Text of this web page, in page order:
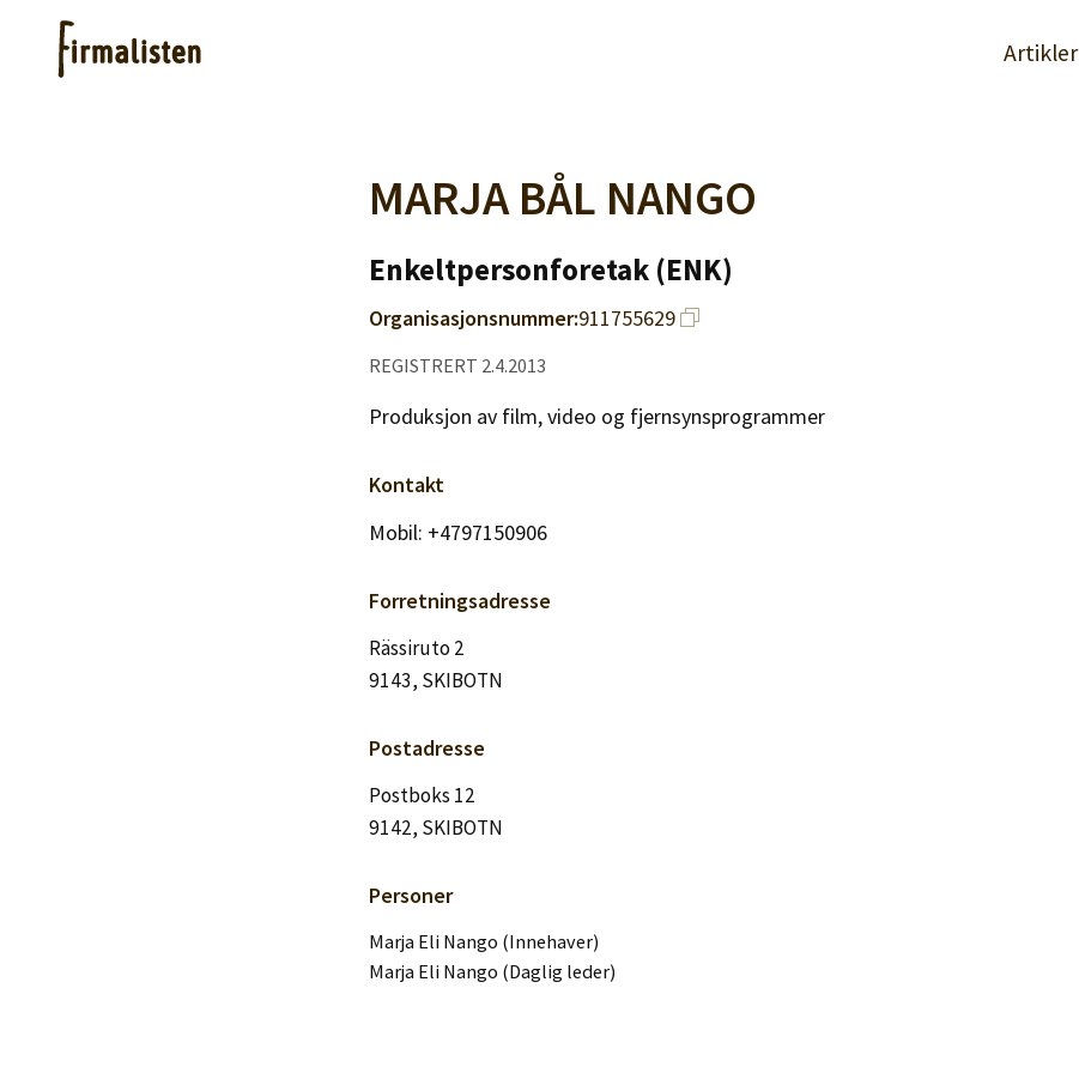
Artikler
MARJA BÅL NANGO
Enkeltpersonforetak (ENK)
Organisasjonsnummer:911755629
REGISTRERT 2.4.2013
Produksjon av film, video og fjernsynsprogrammer
Kontakt
Mobil: +4797150906
Forretningsadresse
Rässiruto 2
9143, SKIBOTN
Postadresse
Postboks 12
9142, SKIBOTN
Personer
Marja Eli Nango (Innehaver)
Marja Eli Nango (Daglig leder)